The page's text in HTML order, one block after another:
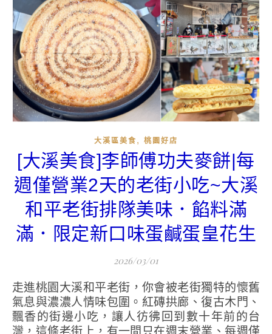
大溪區美食 , 桃園好店
[大溪美食]李師傅功夫麥餅|每
週僅營業2天的老街小吃~大溪
和平老街排隊美味．餡料滿
滿．限定新口味蛋鹹蛋皇花生
2026/03/01
走進桃園大溪和平老街，你會被老街獨特的懷舊
氣息與濃濃人情味包圍。紅磚拱廊、復古木門、
飄香的街邊小吃，讓人彷彿回到數十年前的台